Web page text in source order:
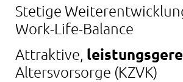
Stetige
Work-Life-Balance
Attraktive,
Altersvorsorge (KZVK)